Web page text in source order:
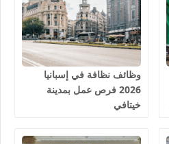
وظائف نظافة في إسبانيا
2026 فرص عمل بمدينة
خيتافي